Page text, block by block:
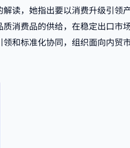
读，她指出要以消费升级引领
消费品的供给，在稳定出口市
和标准化协同，组织面向内贸